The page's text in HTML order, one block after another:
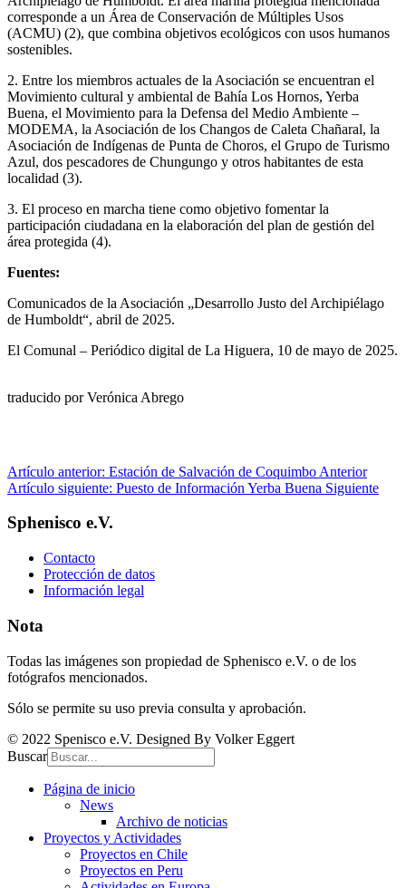
corresponde a un Área de Conservación de Múltiples Usos
(ACMU) (2), que combina objetivos ecológicos con usos humanos
sostenibles.
2. Entre los miembros actuales de la Asociación se encuentran el
Movimiento cultural y ambiental de Bahía Los Hornos, Yerba
Buena, el Movimiento para la Defensa del Medio Ambiente –
MODEMA, la Asociación de los Changos de Caleta Chañaral, la
Asociación de Indígenas de Punta de Choros, el Grupo de Turismo
Azul, dos pescadores de Chungungo y otros habitantes de esta
localidad (3).
3. El proceso en marcha tiene como objetivo fomentar la
participación ciudadana en la elaboración del plan de gestión del
área protegida (4).
Fuentes:
Comunicados de la Asociación „Desarrollo Justo del Archipiélago
de Humboldt“, abril de 2025.
El Comunal – Periódico digital de La Higuera, 10 de mayo de 2025.
traducido por Verónica Abrego
Artículo anterior: Estación de Salvación de Coquimbo Anterior
Artículo siguiente: Puesto de Información Yerba Buena Siguiente
Sphenisco e.V.
Contacto
Protección de datos
Información legal
Nota
Todas las imágenes son propiedad de Sphenisco e.V. o de los
fotógrafos mencionados.
Sólo se permite su uso previa consulta y aprobación.
© 2022 Spenisco e.V. Designed By Volker Eggert
Buscar
Página de inicio
News
Archivo de noticias
Proyectos y Actividades
Proyectos en Chile
Proyectos en Peru